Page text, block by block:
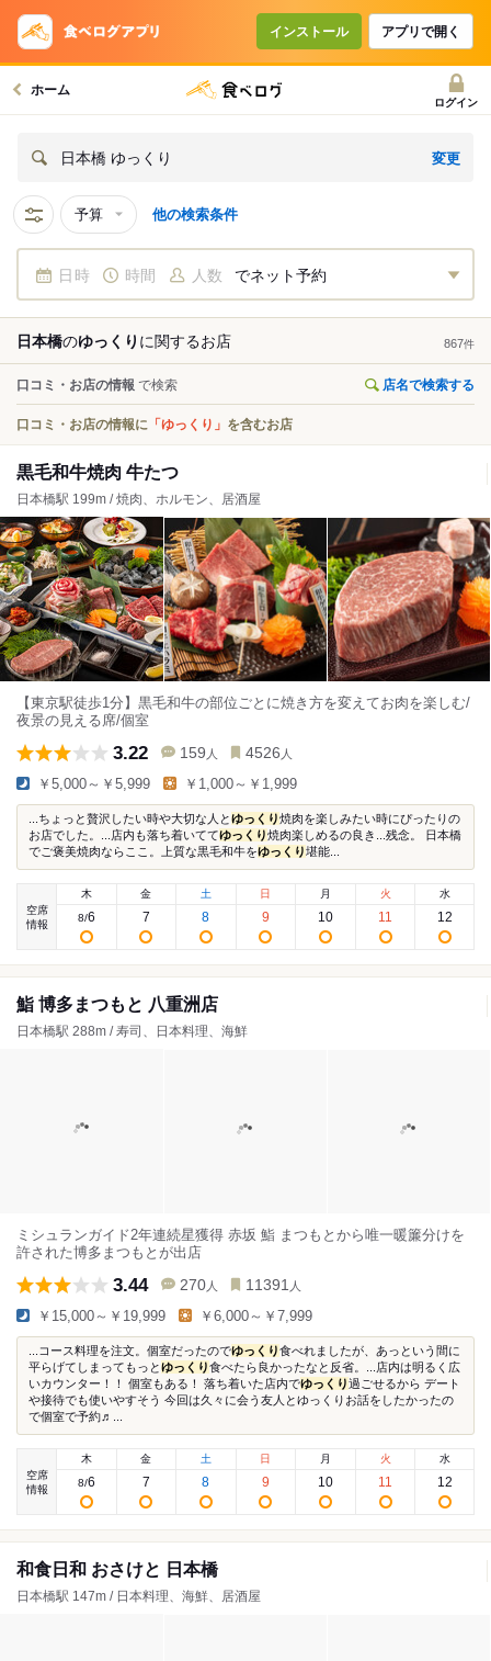
インストール アプリで開く
ホーム
ログイン
日本橋 ゆっくり 変更
予算 他の検索条件
日時 時間 人数 でネット予約
日本橋のゆっくり に関するお店 867件
口コミ・お店の情報 で検索 店名で検索する
口コミ・お店の情報に 「ゆっくり」 を含むお店
黒毛和牛焼肉 牛たつ
日本橋駅 199m / 焼肉、ホルモン、居酒屋
【東京駅徒歩1分】黒毛和牛の部位ごとに焼き方を変えてお肉を楽しむ/
夜景の見える席/個室
3.22 159 人 4526 人
￥5,000～￥5,999 ￥1,000～￥1,999
...ちょっと贅沢したい時や大切な人とゆっくり焼肉を楽しみたい時にぴったりの
お店でした。...店内も落ち着いててゆっくり焼肉楽しめるの良き...残念。 日本橋
でご褒美焼肉ならここ。上質な黒毛和牛をゆっくり堪能...
空席
情報
木
8/6
金
7
土
8
日
9
月
10
火
11
水
12
鮨 博多まつもと 八重洲店
日本橋駅 288m / 寿司、日本料理、海鮮
ミシュランガイド2年連続星獲得 赤坂 鮨 まつもとから唯一暖簾分けを
許された博多まつもとが出店
3.44 270 人 11391 人
￥15,000～￥19,999 ￥6,000～￥7,999
...コース料理を注文。個室だったのでゆっくり食べれましたが、あっという間に
平らげてしまってもっとゆっくり食べたら良かったなと反省。...店内は明るく広
いカウンター！！ 個室もある！ 落ち着いた店内でゆっくり過ごせるから デート
や接待でも使いやすそう 今回は久々に会う友人とゆっくりお話をしたかったの
で個室で予約♬...
空席
情報
木
8/6
金
7
土
8
日
9
月
10
火
11
水
12
和食日和 おさけと 日本橋
日本橋駅 147m / 日本料理、海鮮、居酒屋